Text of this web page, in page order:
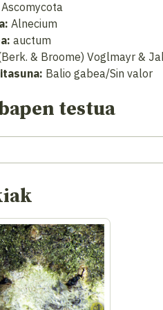
Ascomycota
Alnecium
auctum
& Broome) Voglmayr &
Balio gabea/Sin valor
testua